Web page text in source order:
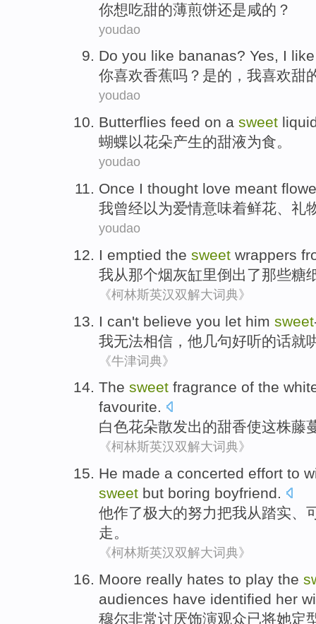
你想吃甜的薄煎饼还是咸的？
youdao
Do you like bananas? Yes, I
你喜欢香蕉吗？ 是的 ， 我喜欢甜
youdao
Butterflies feed on a sweet
蝴蝶以花朵产生的甜液为食。
youdao
Once I thought love meant
我曾经以为爱情意味着鲜花、 礼
youdao
I emptied the sweet wrappers
我从那个烟灰缸里倒出了那些糖
《柯林斯英汉双解大词典》
I can't believe you let him sweet
我无法相信 ， 他 几句好听的话就
《牛津词典》
The sweet fragrance of the
favourite.
白色花朵散发出的甜香使这株藤
《柯林斯英汉双解大词典》
He made a concerted effort to
sweet but boring boyfriend.
他作了极大的努力把我从踏实、
走。
《柯林斯英汉双解大词典》
Moore really hates to play the
audiences have identified her
穆尔非常讨厌饰演观众已将她定